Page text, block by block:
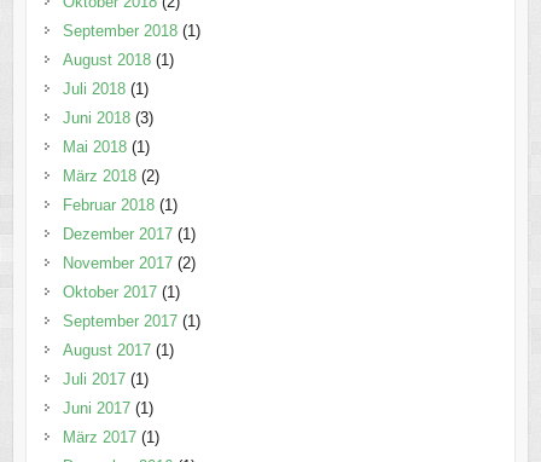
September 2018(1)
August 2018(1)
Juli 2018(1)
Juni 2018(3)
Mai 2018(1)
März 2018(2)
Februar 2018(1)
Dezember 2017(1)
November 2017(2)
Oktober 2017(1)
September 2017(1)
August 2017(1)
Juli 2017(1)
Juni 2017(1)
März 2017(1)